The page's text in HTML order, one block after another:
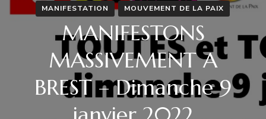
MANIFESTATION MOUVEMENT DE LA PAIX
MANIFESTONS
MASSIVEMENT A
BREST – Dimanche 9